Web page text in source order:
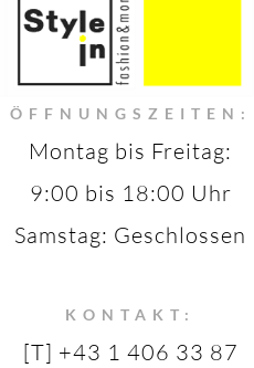
ÖFFNUNGSZEITEN:
Montag bis Freitag:
9:00 bis 18:00 Uhr
Samstag: Geschlossen
KONTAKT:
[T] +43 1 406 33 87